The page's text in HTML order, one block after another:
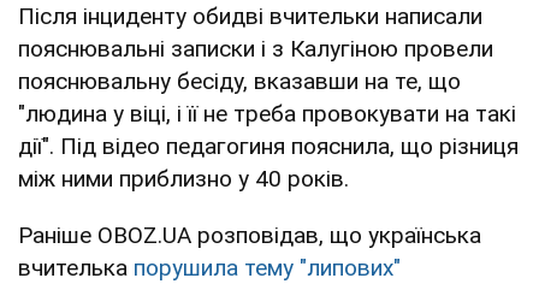
Після інциденту обидві вчительки написали
пояснювальні записки і з Калугіною провели
пояснювальну бесіду, вказавши на те, що
"людина у віці, і її не треба провокувати на такі
дії". Під відео педагогиня пояснила, що різниця
між ними приблизно у 40 років.
Раніше OBOZ.UA розповідав, що українська
вчителька порушила тему "липових"